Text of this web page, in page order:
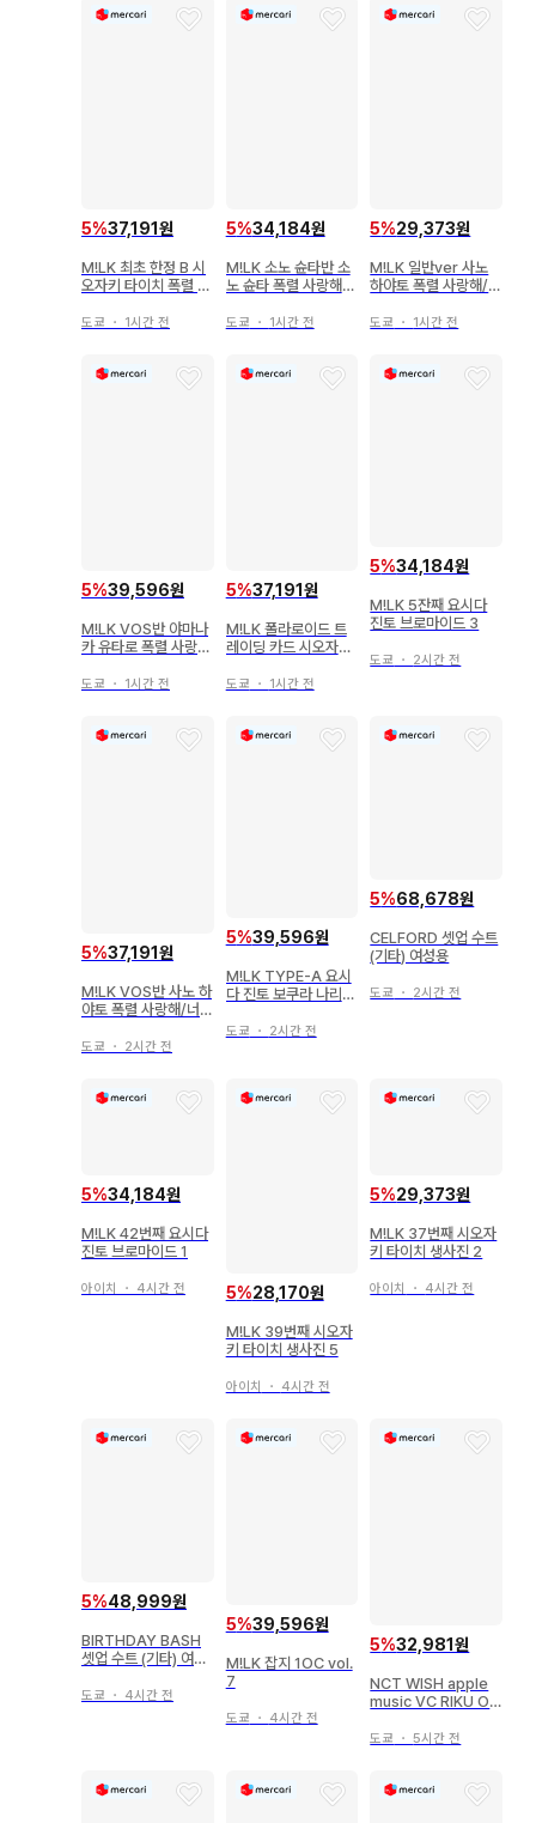
5%37,191원
M!LK 최초 한정 B 시
오자키 타이치 폭렬 사
멸!
도쿄 ・ 1시간 전
5%34,184원
M!LK 소노 슌타반 소
노 슌타 폭렬 사랑해/
도쿄 ・ 1시간 전
5%29,373원
M!LK 일반ver 사노
하야토 폭렬 사랑해/너
도쿄 ・ 1시간 전
5%39,596원
M!LK VOS반 야마나
카 유타로 폭렬 사랑
도쿄 ・ 1시간 전
5%37,191원
M!LK 폴라로이드 트
레이딩 카드 시오자키
SMILE POP B
도쿄 ・ 1시간 전
5%34,184원
M!LK 5잔째 요시다
진토 브로마이드 3
도쿄 ・ 2시간 전
5%37,191원
M!LK VOS반 사노 하
야토 폭렬 사랑해/너무
도쿄 ・ 2시간 전
5%39,596원
M!LK TYPE-A 요시
다 진토 보쿠라 나리
도쿄 ・ 2시간 전
5%68,678원
CELFORD 셋업 수트
(기타) 여성용
도쿄 ・ 2시간 전
5%34,184원
M!LK 42번째 요시다
진토 브로마이드 1
아이치 ・ 4시간 전 5%28,170원
M!LK 39번째 시오자
키 타이치 생사진 5
아이치 ・ 4시간 전
5%29,373원
M!LK 37번째 시오자
키 타이치 생사진 2
아이치 ・ 4시간 전
5%48,999원
BIRTHDAY BASH
셋업 수트 (기타) 여성
도쿄 ・ 4시간 전
5%39,596원
M!LK 잡지 1OC vol.
7
도쿄 ・ 4시간 전
5%32,981원
NCT WISH apple
music VC RIKU Od
도쿄 ・5시간 전